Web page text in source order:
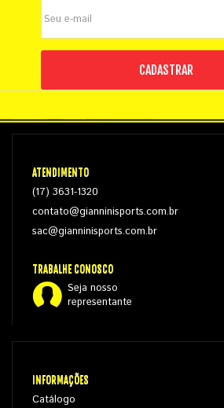
CADASTRAR
ATENDIMENTO
(17) 3631-1320
contato@gianninisports.com.br
sac@gianninisports.com.br
TRABALHE CONOSCO
Seja nosso
representante
INFORMAÇÕES
Catálogo